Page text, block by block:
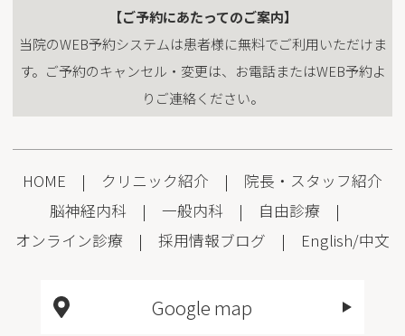
【ご予約にあたってのご案内】
当院のWEB予約システムは患者様に無料でご利用いただけま
す。ご予約のキャンセル・変更は、お電話またはWEB予約よ
りご連絡ください。
HOME | クリニック紹介 | 院長・スタッフ紹介
脳神経内科 | 一般内科 | 自由診療 |
オンライン診療 | 採用情報ブログ | English/中文
Google map